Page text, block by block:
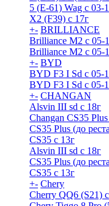
5 (Е-61) Wag с 03-
X2 (F39) с 17г
+- BRILLIANCE
Brilliance M2 с 05-
Brilliance M2 с 05-
+- BYD
BYD F3 I Sd с 05-
BYD F3 I Sd с 05-
+- CHANGAN
Alsvin III sd с 18г
Changan CS35
CS35 Plus (до
CS35 с 13г
Alsvin III sd с 18г
CS35 Plus (до
CS35 с 13г
+- Chery
Cherry QQ6 (S21)